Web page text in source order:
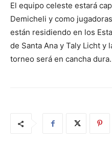
El equipo celeste estará
Demicheli y como
están residiendo en los
de Santa Ana y Taly Licht y
torneo será en cancha dura.